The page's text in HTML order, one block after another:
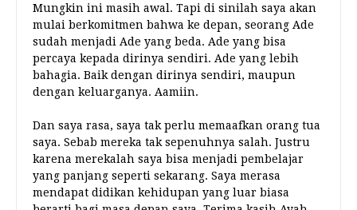
Mungkin ini masih awal. Tapi di sinilah saya akan
mulai berkomitmen bahwa ke depan, seorang Ade
sudah menjadi Ade yang beda. Ade yang bisa
percaya kepada dirinya sendiri. Ade yang lebih
bahagia. Baik dengan dirinya sendiri, maupun
dengan keluarganya. Aamiin.
Dan saya rasa, saya tak perlu memaafkan orang tua
saya. Sebab mereka tak sepenuhnya salah. Justru
karena merekalah saya bisa menjadi pembelajar
yang panjang seperti sekarang. Saya merasa
mendapat didikan kehidupan yang luar biasa